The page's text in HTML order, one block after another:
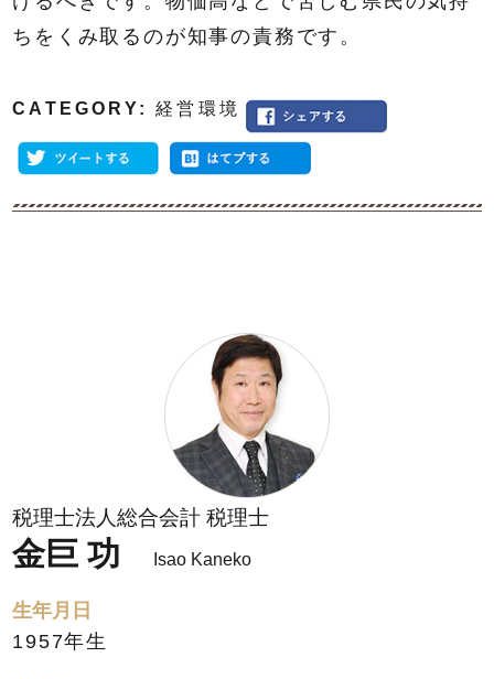
ちをくみ取るのが知事の責務です。
CATEGORY:経営環境
税理士法人総合会計 税理士
金巨 功 Isao Kaneko
生年月日
1957年生